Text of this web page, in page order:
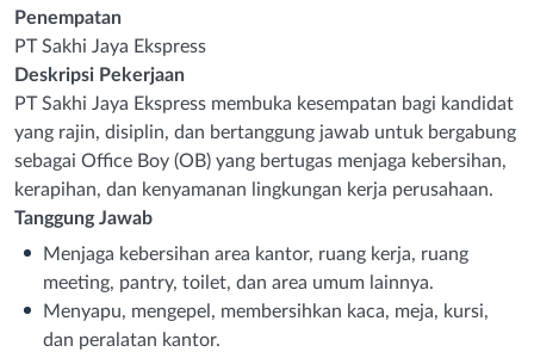
Penempatan
PT Sakhi Jaya Ekspress
Deskripsi Pekerjaan
PT Sakhi Jaya Ekspress membuka kesempatan bagi kandidat
yang rajin, disiplin, dan bertanggung jawab untuk bergabung
sebagai Office Boy (OB) yang bertugas menjaga kebersihan,
kerapihan, dan kenyamanan lingkungan kerja perusahaan.
Tanggung Jawab
Menjaga kebersihan area kantor, ruang kerja, ruang
meeting, pantry, toilet, dan area umum lainnya.
Menyapu, mengepel, membersihkan kaca, meja, kursi,
dan peralatan kantor.